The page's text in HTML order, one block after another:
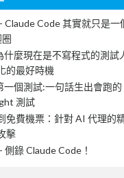
Claude Code 其實就只是一
什麼現在是不寫程式的測試
的最好時機
一個測試:一句話生出會跑的
測試
免費機票：針對 AI 代理的
擊
側錄 Claude Code！